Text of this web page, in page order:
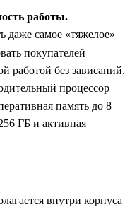
работы.
даже самое «тяжелое»
покупателей
работой без зависаний.
процессор
память до 8
ГБ и активная
внутри корпуса